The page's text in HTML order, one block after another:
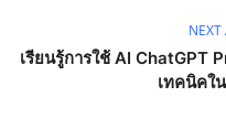
NEXT
เรียนรู้การใช้ AI ChatGPT
เทคนิคใ